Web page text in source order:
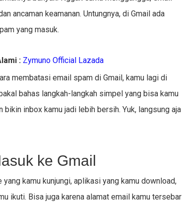
ancaman keamanan. Untungnya, di Gmail ada
yang masuk.
: Zymuno Official Lazada
membatasi email spam di Gmail, kamu lagi di
bahas langkah-langkah simpel yang bisa kamu
inbox kamu jadi lebih bersih. Yuk, langsung aja
ke Gmail
kamu kunjungi, aplikasi yang kamu download,
ikuti. Bisa juga karena alamat email kamu tersebar